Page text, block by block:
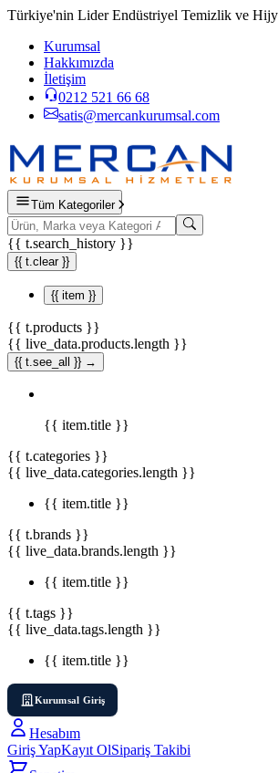
Türkiye'nin Lider Endüstriyel Temizlik ve
Kurumsal
Hakkımızda
İletişim
0212 521 66 68
satis@mercankurumsal.com
Tüm Kategoriler
{{ t.search_history }}
{{ t.clear }}
{{ item }}
{{ t.products }}
{{ live_data.products.length }}
{{ t.see_all }} →
{{ item.title }}
{{ t.categories }}
{{ live_data.categories.length }}
{{ item.title }}
{{ t.brands }}
{{ live_data.brands.length }}
{{ item.title }}
{{ t.tags }}
{{ live_data.tags.length }}
{{ item.title }}
Kurumsal Giriş
Hesabım
Giriş YapKayıt OlSipariş Takibi